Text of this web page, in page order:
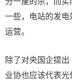
一些，电站的发
运营。
除了对央国企提
业协也应该代表